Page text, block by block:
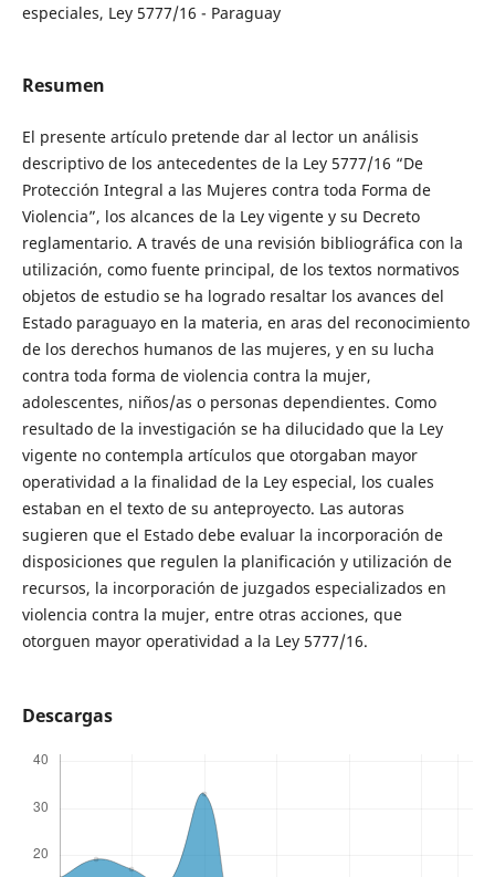
especiales, Ley 5777/16 - Paraguay
Resumen
El presente artículo pretende dar al lector un análisis
descriptivo de los antecedentes de la Ley 5777/16 “De
Protección Integral a las Mujeres contra toda Forma de
Violencia”, los alcances de la Ley vigente y su Decreto
reglamentario. A través de una revisión bibliográfica con la
utilización, como fuente principal, de los textos normativos
objetos de estudio se ha logrado resaltar los avances del
Estado paraguayo en la materia, en aras del reconocimiento
de los derechos humanos de las mujeres, y en su lucha
contra toda forma de violencia contra la mujer,
adolescentes, niños/as o personas dependientes. Como
resultado de la investigación se ha dilucidado que la Ley
vigente no contempla artículos que otorgaban mayor
operatividad a la finalidad de la Ley especial, los cuales
estaban en el texto de su anteproyecto. Las autoras
sugieren que el Estado debe evaluar la incorporación de
disposiciones que regulen la planificación y utilización de
recursos, la incorporación de juzgados especializados en
violencia contra la mujer, entre otras acciones, que
otorguen mayor operatividad a la Ley 5777/16.
Descargas